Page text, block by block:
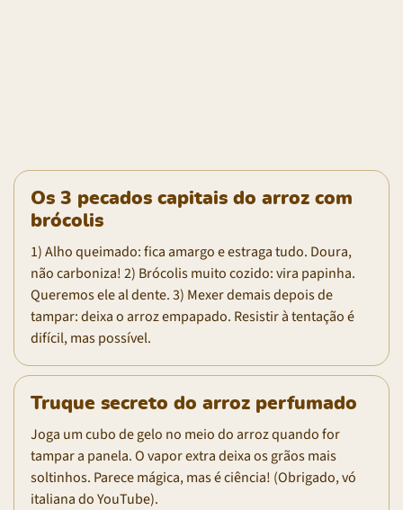
Os 3 pecados capitais do arroz com
brócolis
1) Alho queimado: fica amargo e estraga tudo. Doura,
não carboniza! 2) Brócolis muito cozido: vira papinha.
Queremos ele al dente. 3) Mexer demais depois de
tampar: deixa o arroz empapado. Resistir à tentação é
difícil, mas possível.
Truque secreto do arroz perfumado
Joga um cubo de gelo no meio do arroz quando for
tampar a panela. O vapor extra deixa os grãos mais
soltinhos. Parece mágica, mas é ciência! (Obrigado, vó
italiana do YouTube).